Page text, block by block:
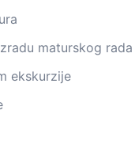
maturskog rada
ekskurzije